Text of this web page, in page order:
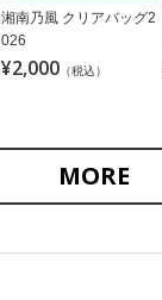
湘南乃風 クリアバッグ2
026
¥2,000 （税込）
MORE